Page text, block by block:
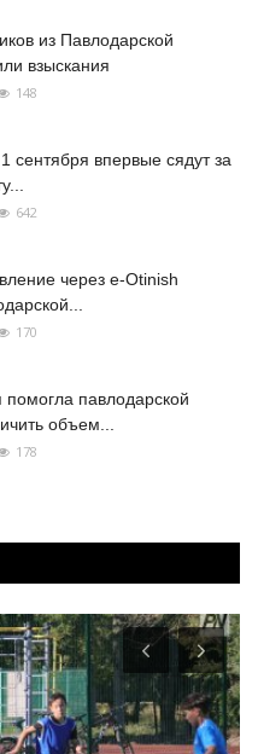
из Павлодарской
взыскания
148
сентября впервые сядут за
642
через e-Otinish
170
помогла павлодарской
объем...
178